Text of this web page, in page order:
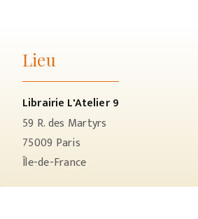
Lieu
Librairie L'Atelier 9
59 R. des Martyrs
75009 Paris
Île-de-France